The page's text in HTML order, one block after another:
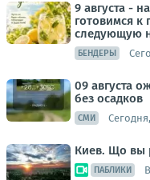
9 августа -
готовимся к
следующую
БЕНДЕРЫ
09 августа
без осадков
СМИ
Киев. Що вы
ПАБЛИКИ